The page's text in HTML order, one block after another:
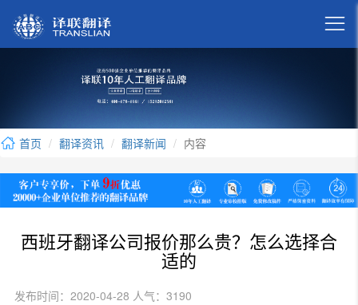

首页 翻译资讯 翻译新闻 内容
西班牙翻译公司报价那么贵？怎么选择合
适的
发布时间：2020-04-28 人气：3190